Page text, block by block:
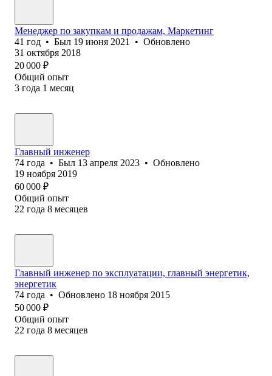
Менеджер по закупкам и продажам, Маркетинг
41 год • Был 19 июня 2021 • Обновлено
31 октября 2018
20 000 ₽
Общий опыт
3 года 1 месяц
Главный инженер
74 года • Был 13 апреля 2023 • Обновлено
19 ноября 2019
60 000 ₽
Общий опыт
22 года 8 месяцев
Главный инженер по эксплуатации, главный энергетик,
энергетик
74 года • Обновлено 18 ноября 2015
50 000 ₽
Общий опыт
22 года 8 месяцев